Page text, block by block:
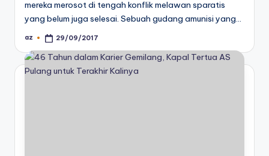
mereka merosot di tengah konflik melawan sparatis
yang belum juga selesai. Sebuah gudang amunisi yang…
Posted
az 29/09/2017